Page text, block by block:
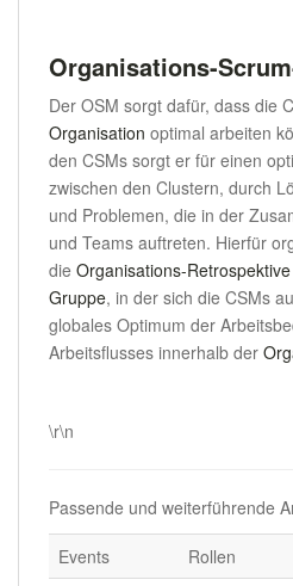
Organisations-
Der OSM sorgt dafür, dass die
Organisation optimal arbeiten
den CSMs sorgt er für einen
zwischen den Clustern, durch
und Problemen, die in der
und Teams auftreten. Hierfür
die Organisations-Retrospektive
Gruppe, in der sich die CSMs
globales Optimum der
Arbeitsflusses innerhalb der
\r\n
Passende und weiterführende
Events Rollen